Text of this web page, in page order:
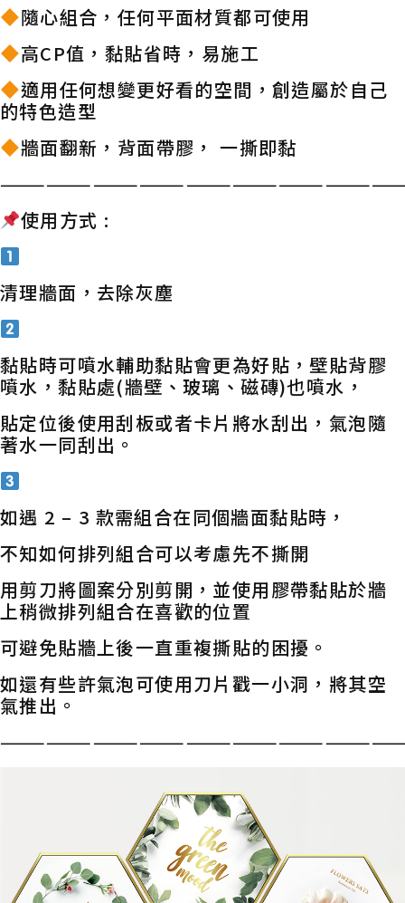
隨心組合，任何平面材質都可使用
高CP值，黏貼省時，易施工
適用任何想變更好看的空間，創造屬於自己
的特色造型
牆面翻新，背面帶膠， 一撕即黏
使用方式 :
清理牆面，去除灰塵
黏貼時可噴水輔助黏貼會更為好貼，壁貼背膠
噴水，黏貼處(牆壁、玻璃、磁磚)也噴水，
貼定位後使用刮板或者卡片將水刮出，氣泡隨
著水一同刮出。
如遇 2 – 3 款需組合在同個牆面黏貼時，
不知如何排列組合可以考慮先不撕開
用剪刀將圖案分別剪開，並使用膠帶黏貼於牆
上稍微排列組合在喜歡的位置
可避免貼牆上後一直重複撕貼的困擾。
如還有些許氣泡可使用刀片戳一小洞，將其空
氣推出。